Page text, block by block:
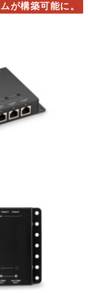
が構築可能に。